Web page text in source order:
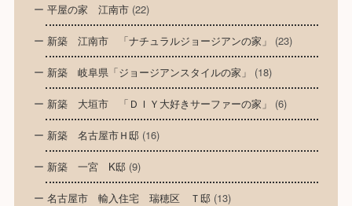
平屋の家 江南市(22)
新築 江南市 「ナチュラルジョージアンの家」 (23)
新築 岐阜県「ジョージアンスタイルの家」 (18)
新築 大垣市 「ＤＩＹ大好きサーファーの家」 (6)
新築 名古屋市Ｈ邸(16)
新築 一宮 K邸(9)
名古屋市 輸入住宅 瑞穂区 Ｔ邸(13)